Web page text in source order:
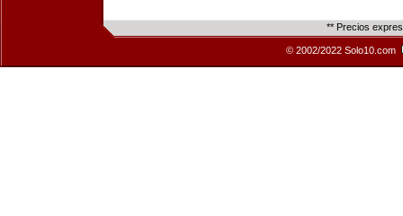
** Precios
© 2002/2022 Solo10.com